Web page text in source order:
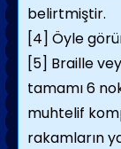
belirtmiştir.
[4] Öyle
[5] Braille
tamamı 6
muhtelif
rakamların